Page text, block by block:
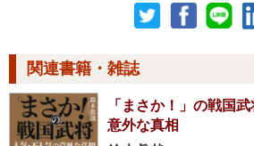
関連書籍・雑誌
「まさか！」の戦国
意外な真相